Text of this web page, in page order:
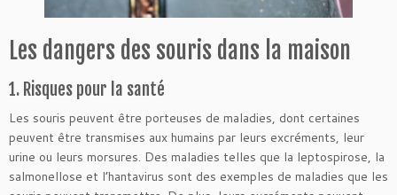
Les dangers des souris dans la maison
1. Risques pour la santé
Les souris peuvent être porteuses de maladies, dont certaines
peuvent être transmises aux humains par leurs excréments, leur
urine ou leurs morsures. Des maladies telles que la leptospirose, la
salmonellose et l’hantavirus sont des exemples de maladies que les